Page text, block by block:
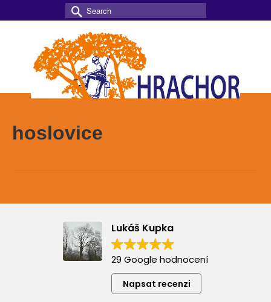
Search
for:
hoslovice
Lukáš Kupka
29 Google hodnocení
Napsat recenzi